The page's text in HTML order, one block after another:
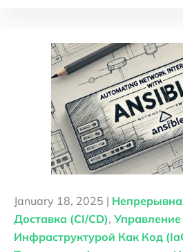
January 18, 2025 |
Доставка (CI/CD),
Инфраструктурой Как Код